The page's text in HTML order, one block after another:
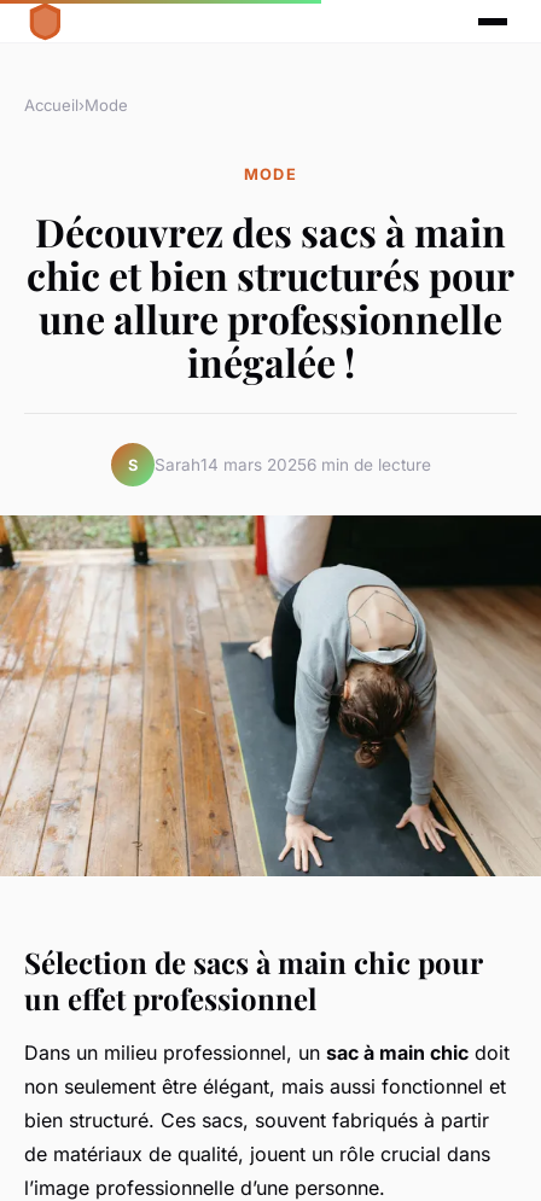
Accueil›Mode
MODE
Découvrez des sacs à main
chic et bien structurés pour
une allure professionnelle
inégalée !
S Sarah14 mars 20256 min de lecture
Sélection de sacs à main chic pour
un effet professionnel
Dans un milieu professionnel, un sac à main chic doit
non seulement être élégant, mais aussi fonctionnel et
bien structuré. Ces sacs, souvent fabriqués à partir
de matériaux de qualité, jouent un rôle crucial dans
l’image professionnelle d’une personne.